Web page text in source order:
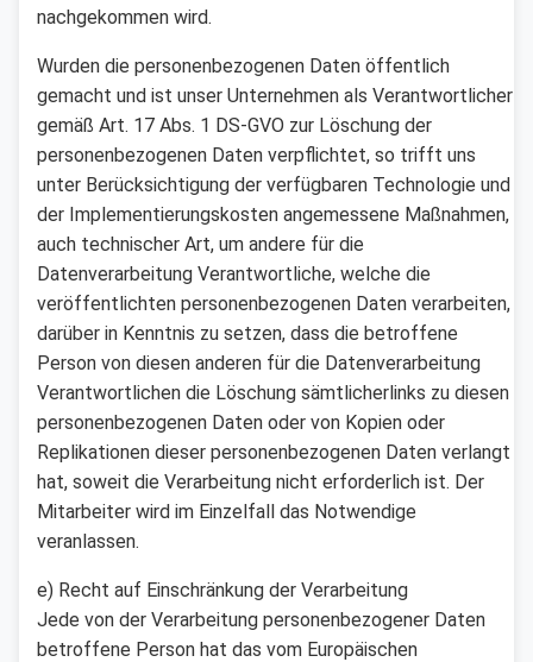
nachgekommen wird.
Wurden die personenbezogenen Daten öffentlich
gemacht und ist unser Unternehmen als Verantwortlicher
gemäß Art. 17 Abs. 1 DS-GVO zur Löschung der
personenbezogenen Daten verpflichtet, so trifft uns
unter Berücksichtigung der verfügbaren Technologie und
der Implementierungskosten angemessene Maßnahmen,
auch technischer Art, um andere für die
Datenverarbeitung Verantwortliche, welche die
veröffentlichten personenbezogenen Daten verarbeiten,
darüber in Kenntnis zu setzen, dass die betroffene
Person von diesen anderen für die Datenverarbeitung
Verantwortlichen die Löschung sämtlicherlinks zu diesen
personenbezogenen Daten oder von Kopien oder
Replikationen dieser personenbezogenen Daten verlangt
hat, soweit die Verarbeitung nicht erforderlich ist. Der
Mitarbeiter wird im Einzelfall das Notwendige
veranlassen.
e) Recht auf Einschränkung der Verarbeitung
Jede von der Verarbeitung personenbezogener Daten
betroffene Person hat das vom Europäischen